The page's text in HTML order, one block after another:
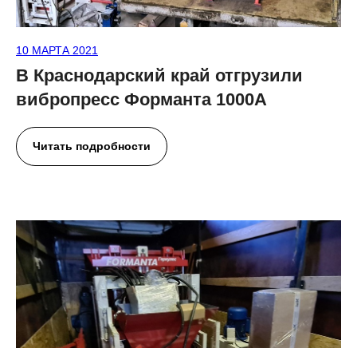
10 МАРТА 2021
В Краснодарский край отгрузили
вибропресс Форманта 1000А
Читать подробности